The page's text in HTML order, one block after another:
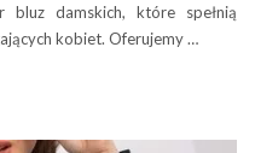
damskich, które spełnią
kobiet. Oferujemy …